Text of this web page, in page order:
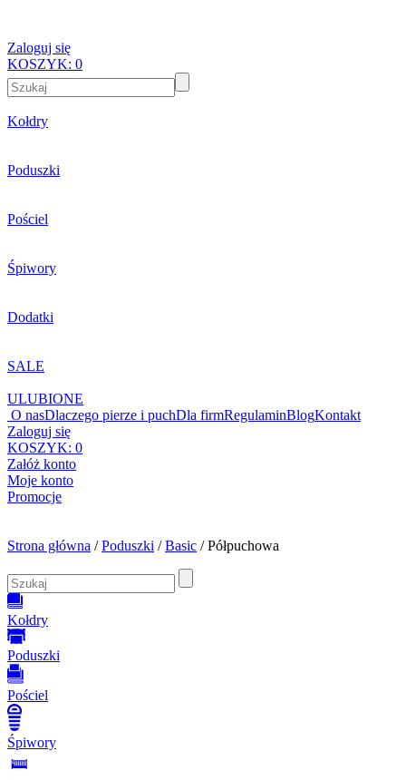
Zaloguj się
KOSZYK: 0
Kołdry
Poduszki
Pościel
Śpiwory
Dodatki
SALE
ULUBIONE
O nasDlaczego pierze i puchDla firmRegulaminBlogKontakt
Zaloguj się
KOSZYK: 0
Załóż konto
Moje konto
Promocje
Strona główna /Poduszki /Basic / Półpuchowa
Kołdry
Poduszki
Pościel
Śpiwory